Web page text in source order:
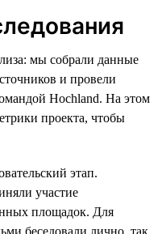
мы собрали данные
и провели
Hochland. На этом
проекта, чтобы
этап.
участие
площадок. Для
беседовали лично, так